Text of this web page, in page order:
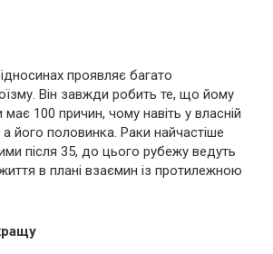
проявляє багато
Він завжди робить те, що йому
100 причин, чому навіть у власній
а його половинка. Раки найчастіше
після 35, до цього рубежу ведуть
в плані взаємин із протилежною